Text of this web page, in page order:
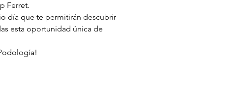
Ferret.
día que te permitirán descubrir
esta oportunidad única de